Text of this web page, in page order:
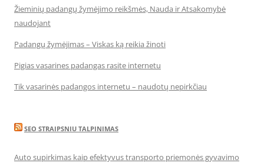
Žieminių padangų žymėjimo reikšmės, Nauda ir Atsakomybė
naudojant
Padangų žymėjimas – Viskas ką reikia žinoti
Pigias vasarines padangas rasite internetu
Tik vasarinės padangos internetu – naudotų nepirkčiau
SEO STRAIPSNIU TALPINIMAS
Auto supirkimas kaip efektyvus transporto priemonės gyvavimo